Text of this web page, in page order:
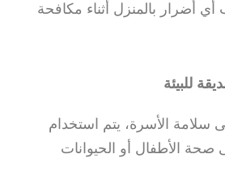
أي أضرار بالمنزل أثناء مكافحة
الأسرة، يتم استخدام
صحة الأطفال أو الحيوانات